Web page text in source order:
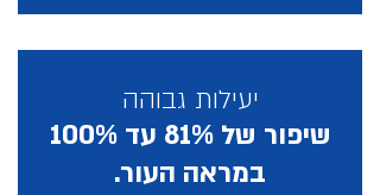
יעילות גבוהה
שיפור של 81% עד 100%
במראה העור.